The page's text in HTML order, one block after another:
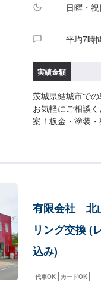
はスタッフへ「
業時間：
日曜・祝
平均7時
実績金額
茨城県結城市で
お気軽にご相談
案！板金・塗装
程度で納車とな
予めご了承くだ
す。お車の作業
にご負担いただ
庫の際はお気を
いているスペー
で予約しました
有限会社 北
リング交換 (
込み)
代車OK カードOK